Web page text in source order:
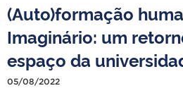
(Auto)formação
Imaginário: um
espaço da
05/08/2022